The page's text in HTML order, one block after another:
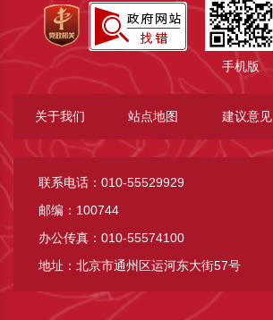
手机版
关于我们 站点地图 建议意见
联系电话：010-55529929
邮编：100744
办公传真：010-55574100
地址：北京市通州区运河东大街57号